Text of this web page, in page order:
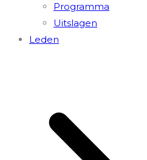
Programma
Uitslagen
Leden